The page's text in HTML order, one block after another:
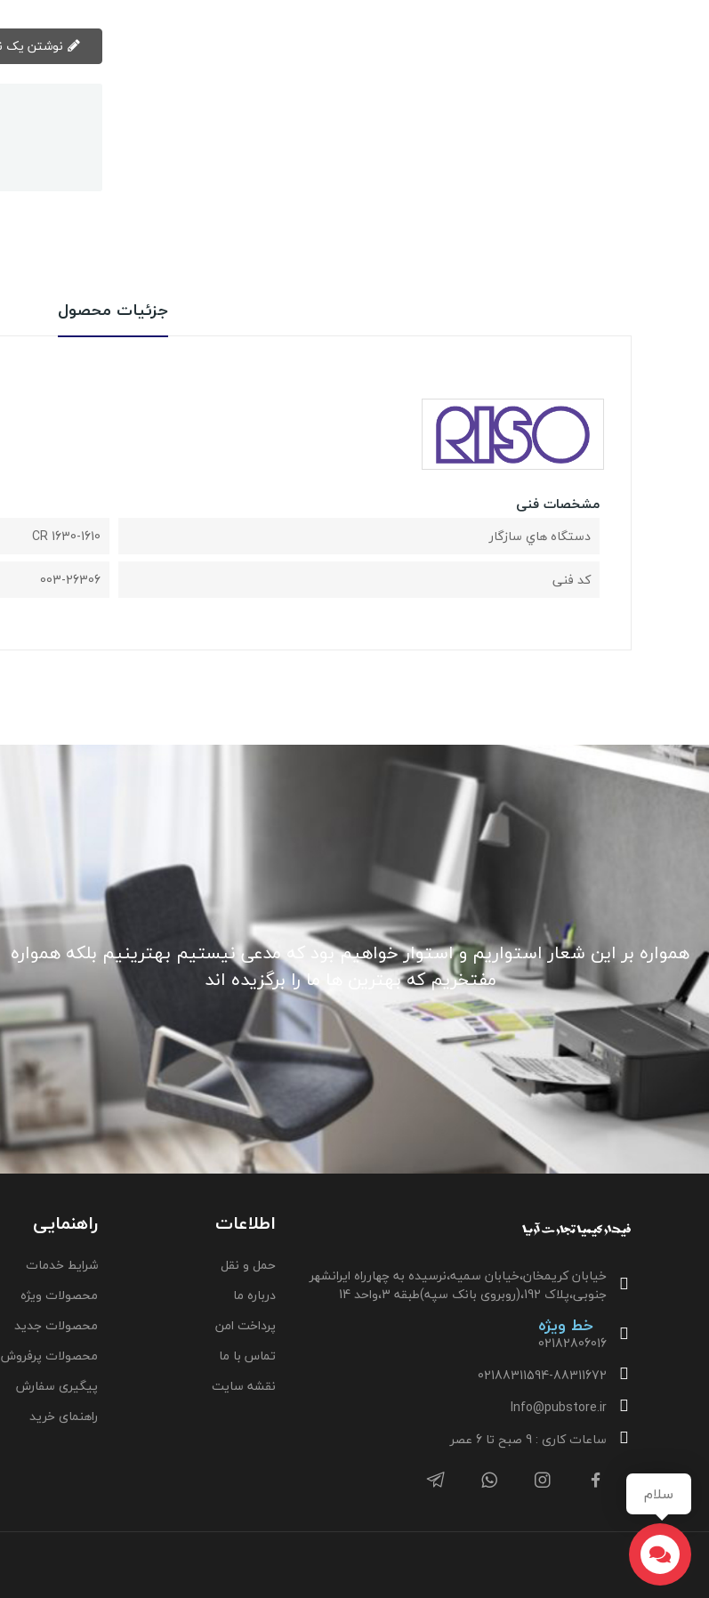
جزئیات محصول
مشخصات فنی
دستگاه هاي سازگار
CR 1630-1610
کد فنی
003-26306
همواره بر این شعار استواریم و استوار خواهیم بود که مدعی نیستیم بهترینیم بلکه همواره
مفتخریم که بهترین ها ما را برگزیده اند
خیابان کریمخان،خیابان سمیه،نرسیده به چهارراه ایرانشهر
جنوبی،پلاک 192،(روبروی بانک سپه)طبقه 3،واحد 14
خط ویژه
02182806016
02188311594-88311672
Info@pubstore.ir
ساعات کاری : 9 صبح تا 6 عصر
اطلاعات
حمل و نقل
درباره ما
پرداخت امن
تماس با ما
نقشه سایت
راهنمایی
شرایط خدمات
محصولات ویژه
محصولات جدید
محصولات پرفروش
پیگیری سفارش
راهنمای خرید
سلام